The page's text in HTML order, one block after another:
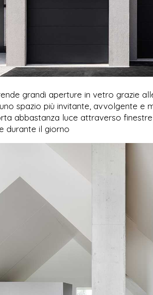
grandi aperture in vetro grazie
spazio più invitante, avvolgente e
abbastanza luce attraverso
durante il giorno